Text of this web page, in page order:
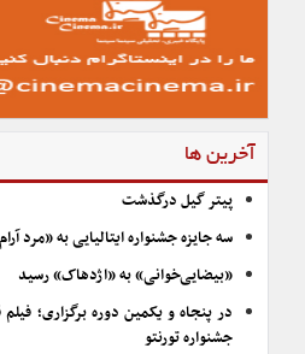
آخرین ها
پیتر گیل درگذشت
سه جایزه جشنواره ایتالیایی به «مرد
«بیضایی‌خوانی» به «اژدهاک» رسید
در پنجاه و یکمین دوره برگزاری؛
جشنواره تورنتو